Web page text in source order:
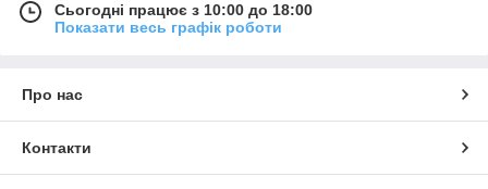
Сьогодні працює з 10:00 до 18:00
Показати весь графік роботи
Про нас
Контакти